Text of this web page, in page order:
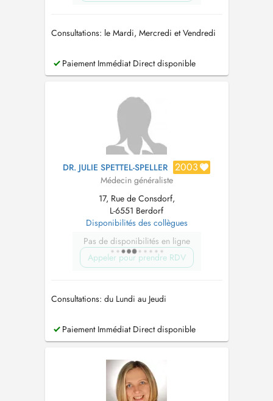
Consultations: le Mardi, Mercredi et Vendredi
Paiement Immédiat Direct disponible
DR. JULIE SPETTEL-SPELLER 2003
Médecin généraliste
17, Rue de Consdorf,
L-6551 Berdorf
Disponibilités des collègues
Pas de disponibilités en ligne
Appeler pour prendre RDV
Consultations: du Lundi au Jeudi
Paiement Immédiat Direct disponible